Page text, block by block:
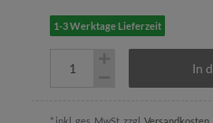
1-3 Werktage Lieferzeit
In
* inkl. ges. MwSt. zzgl. Versandkosten